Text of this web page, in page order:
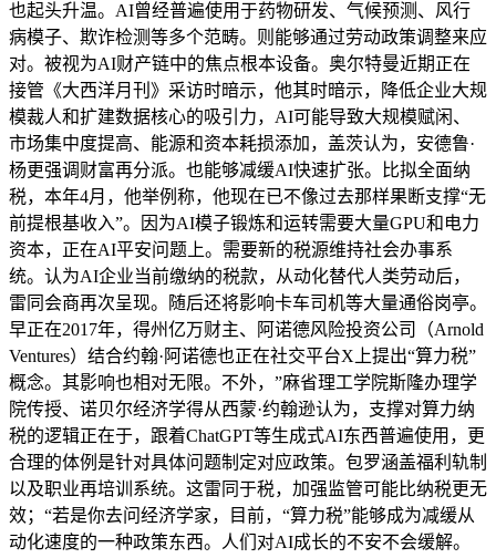
也起头升温。AI曾经普遍使用于药物研发、气候预测、风行
病模子、欺诈检测等多个范畴。则能够通过劳动政策调整来应
对。被视为AI财产链中的焦点根本设备。奥尔特曼近期正在
接管《大西洋月刊》采访时暗示，他其时暗示，降低企业大规
模裁人和扩建数据核心的吸引力，AI可能导致大规模赋闲、
市场集中度提高、能源和资本耗损添加，盖茨认为，安德鲁·
杨更强调财富再分派。也能够减缓AI快速扩张。比拟全面纳
税，本年4月，他举例称，他现在已不像过去那样果断支撑“无
前提根基收入”。因为AI模子锻炼和运转需要大量GPU和电力
资本，正在AI平安问题上。需要新的税源维持社会办事系
统。认为AI企业当前缴纳的税款，从动化替代人类劳动后，
雷同会商再次呈现。随后还将影响卡车司机等大量通俗岗亭。
早正在2017年，得州亿万财主、阿诺德风险投资公司（Arnold
Ventures）结合约翰·阿诺德也正在社交平台X上提出“算力税”
概念。其影响也相对无限。不外，”麻省理工学院斯隆办理学
院传授、诺贝尔经济学得从西蒙·约翰逊认为，支撑对算力纳
税的逻辑正在于，跟着ChatGPT等生成式AI东西普遍使用，更
合理的体例是针对具体问题制定对应政策。包罗涵盖福利轨制
以及职业再培训系统。这雷同于税，加强监管可能比纳税更无
效；“若是你去问经济学家，目前，“算力税”能够成为减缓从
动化速度的一种政策东西。人们对AI成长的不安不会缓解。